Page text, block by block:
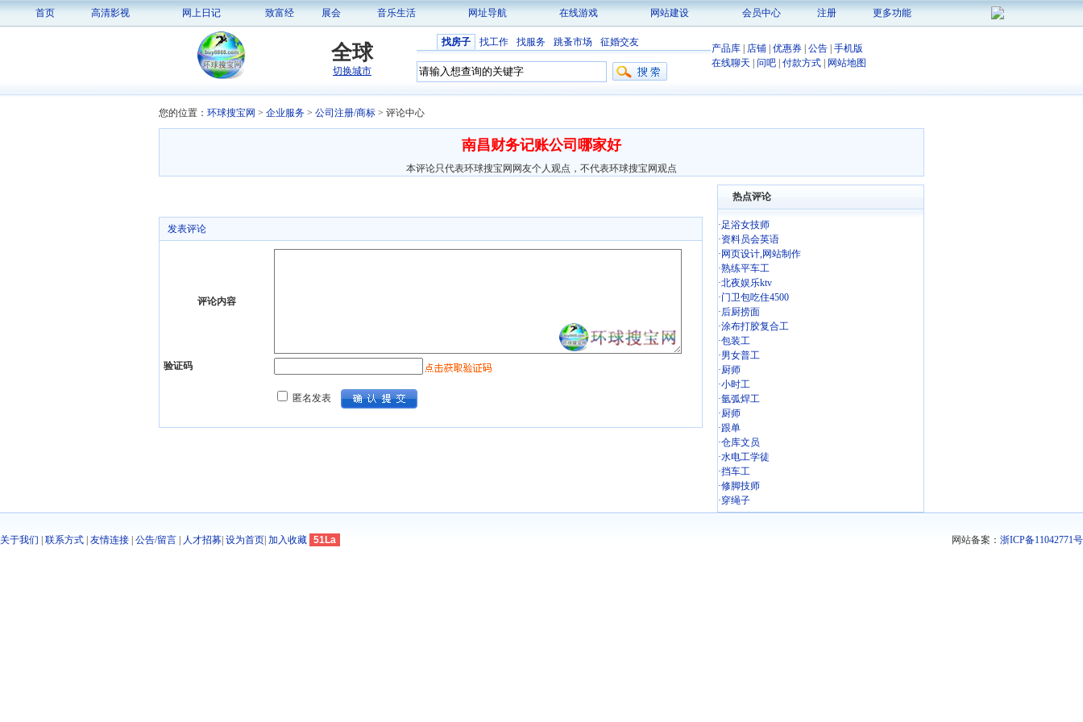
首页 高清影视 网上日记 致富经 展会 音乐生活 网址导航 在线游戏 网站建设 会员中心 注册 更多功能
全球
切换城市
找房子 找工作 找服务 跳蚤市场 征婚交友
产品库 店铺 优惠券 公告 手机版
在线聊天
问吧 付款方式 网站地图
您的位置： 环球搜宝网 > 企业服务 > 公司注册/商标 > 评论中心
南昌财务记账公司哪家好
本评论只代表环球搜宝网网友个人观点，不代表环球搜宝网观点
发表评论
评论内容
验证码
匿名发表
热点评论
·足浴女技师
·资料员会英语
· 网页设计,网站制作
·熟练平车工
·北夜娱乐ktv
·门卫包吃住4500
·后厨捞面
·涂布打胶复合工
·包装工
·男女普工
·厨师
·小时工
·氩弧焊工
·厨师
·跟单
·仓库文员
·水电工学徒
·挡车工
·修脚技师
·穿绳子
网站备案： 浙ICP备11042771号
关于我们 联系方式 友情连接 公告/留言 人才招募 设为首页 加入收藏 51La